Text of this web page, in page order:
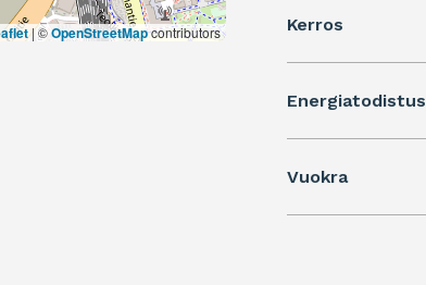
|©OpenStreetMapcontributors Kerros
Energiatodistus
Vuokra